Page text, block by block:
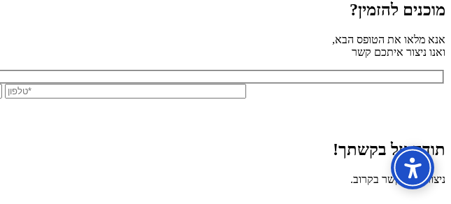
מוכנים להזמין?
אנא מלאו את הטופס הבא,
ואנו ניצור איתכם קשר
תודה על בקשתך!
ניצור עמך קשר בקרוב.